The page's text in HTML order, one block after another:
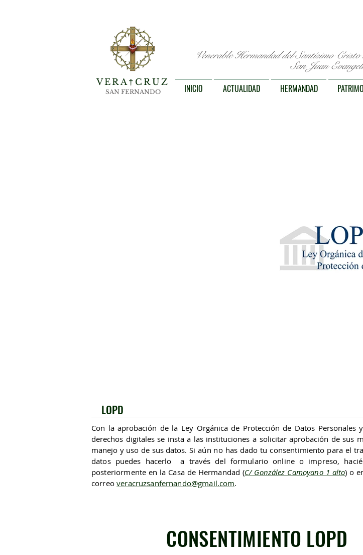
VERA† CRUZ
SAN FERNANDO
Venerable Hermandad del Santísimo
San Juan
INICIO ACTUALIDAD HERMANDAD
LOPD
Con la aprobación de la Ley Orgánica de Protección de Datos Personales
derechos digitales se insta a las instituciones a solicitar aprobación de sus
manejo y uso de sus datos.Si aún no has dado tu consentimiento para el
datos puedes hacerlo a través del formulario online o impreso,
posteriormente en la Casa de Hermandad(C/ González Camoyano 1 alto) o
correoveracruzsanfernando@gmail.com.
CONSENTIMIENTO LOPD